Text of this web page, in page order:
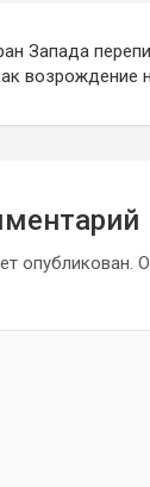
Запада
возрождение
опубликован.